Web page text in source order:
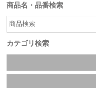
商品名・品番検索
カテゴリ検索